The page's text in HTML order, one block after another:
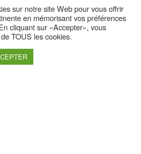
sur notre site Web pour vous offrir
en mémorisant vos préférences
cliquant sur «Accepter», vous
TOUS les cookies.